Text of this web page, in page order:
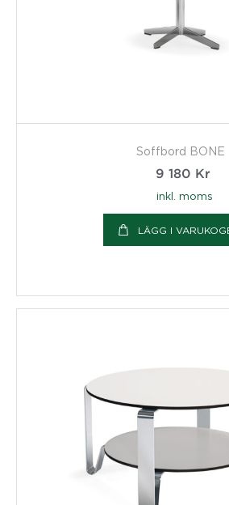
Soffbord BONE
9 180 Kr
inkl. moms
LÄGG I